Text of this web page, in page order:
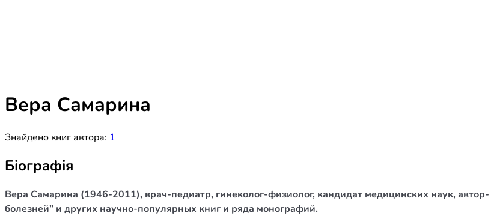
полиці.
Богослів`я
Вера Самарина
Знайдено книг автора: 1
Біографія
Вера Самарина (1946-2011), врач-педиатр, гинеколог-физиолог, кандидат медицинских наук,
болезней” и других научно-популярных книг и ряда монографий.